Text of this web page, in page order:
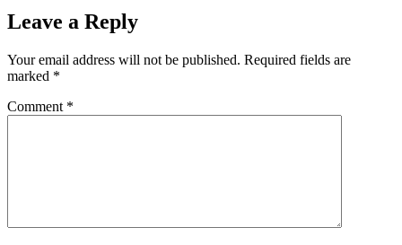
Leave a Reply
Your email address will not be published. Required fields are
marked *
Comment *